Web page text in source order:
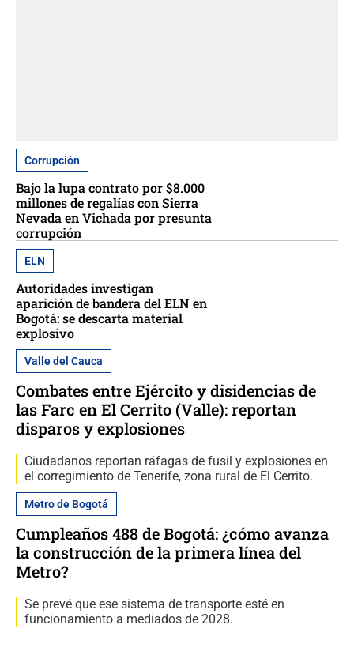
Corrupción
Bajo la lupa contrato por $8.000
millones de regalías con Sierra
Nevada en Vichada por presunta
corrupción
ELN
Autoridades investigan
aparición de bandera del ELN en
Bogotá: se descarta material
explosivo
Valle del Cauca
Combates entre Ejército y disidencias de
las Farc en El Cerrito (Valle): reportan
disparos y explosiones
Ciudadanos reportan ráfagas de fusil y explosiones en
el corregimiento de Tenerife, zona rural de El Cerrito.
Metro de Bogotá
Cumpleaños 488 de Bogotá: ¿cómo avanza
la construcción de la primera línea del
Metro?
Se prevé que ese sistema de transporte esté en
funcionamiento a mediados de 2028.